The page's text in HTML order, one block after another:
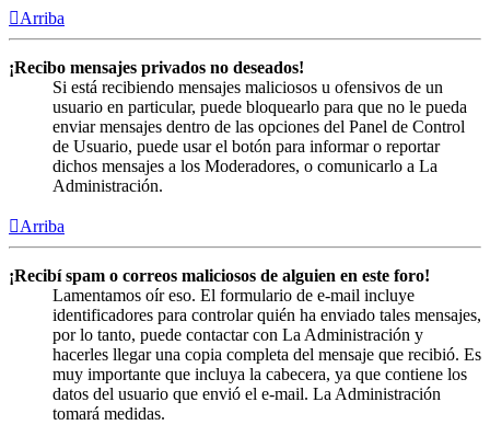
Arriba
¡Recibo mensajes privados no deseados!
Si está recibiendo mensajes maliciosos u ofensivos de un
usuario en particular, puede bloquearlo para que no le pueda
enviar mensajes dentro de las opciones del Panel de Control
de Usuario, puede usar el botón para informar o reportar
dichos mensajes a los Moderadores, o comunicarlo a La
Administración.
Arriba
¡Recibí spam o correos maliciosos de alguien en este foro!
Lamentamos oír eso. El formulario de e-mail incluye
identificadores para controlar quién ha enviado tales mensajes,
por lo tanto, puede contactar con La Administración y
hacerles llegar una copia completa del mensaje que recibió. Es
muy importante que incluya la cabecera, ya que contiene los
datos del usuario que envió el e-mail. La Administración
tomará medidas.